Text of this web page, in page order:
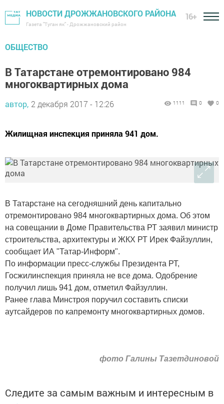
НОВОСТИ ДРОЖЖАНОВСКОГО РАЙОНА
Газета "Туган як" - Дрожжановский район
16+
ОБЩЕСТВО
В Татарстане отремонтировано 984
многоквартирных дома
автор, 2 декабря 2017 - 12:26 1111 0 0
Жилищная инспекция приняла 941 дом.
В Татарстане на сегодняшний день капитально
отремонтировано 984 многоквартирных дома. Об этом
на совещании в Доме Правительства РТ заявил министр
строительства, архитектуры и ЖКХ РТ Ирек Файзуллин,
сообщает ИА "Татар-Информ".
По информации пресс-службы Президента РТ,
Госжилинспекция приняла не все дома. Одобрение
получил лишь 941 дом, отметил Файзуллин.
Ранее глава Минстроя поручил составить списки
аутсайдеров по капремонту многоквартирных домов.
фото Галины Тазетдиновой
Следите за самым важным и интересным в